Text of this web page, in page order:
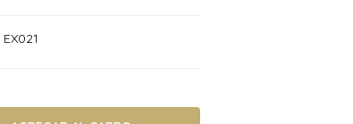
EX021